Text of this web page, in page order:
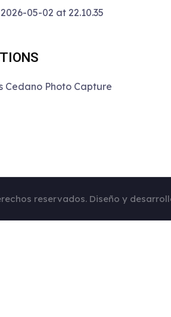
reservados. Diseño y